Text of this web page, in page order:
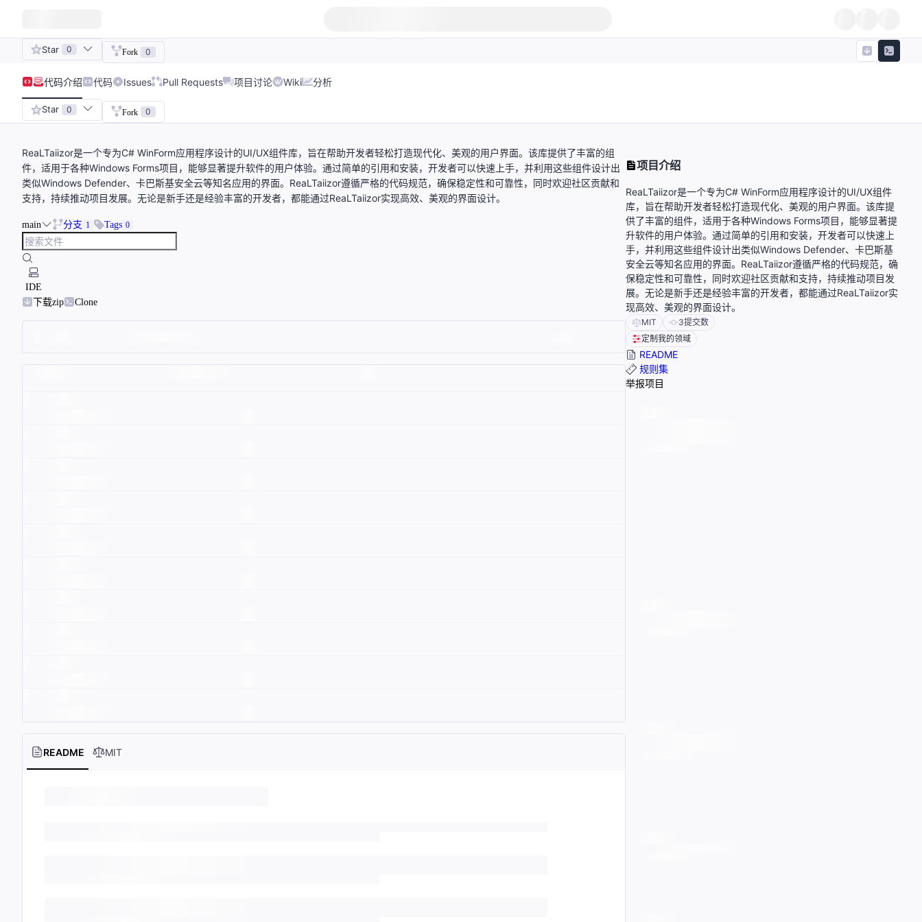
Star 0 Fork 0
代码介绍 代码 Issues Pull Requests 项目讨论 Wiki 分析
Star 0 Fork 0
ReaLTaiizor是一个专为C# WinForm应用程序设计的UI/UX组件库，旨在帮助开发者轻松打造现代化、美观的用户界面。该库提供了丰富的组
件，适用于各种Windows Forms项目，能够显著提升软件的用户体验。通过简单的引用和安装，开发者可以快速上手，并利用这些组件设计出
类似Windows Defender、卡巴斯基安全云等知名应用的界面。ReaLTaiizor遵循严格的代码规范，确保稳定性和可靠性，同时欢迎社区贡献和
支持，持续推动项目发展。无论是新手还是经验丰富的开发者，都能通过ReaLTaiizor实现高效、美观的界面设计。
main 分支 1 Tags 0
IDE
下载zip
Clone
README MIT
项目介绍
ReaLTaiizor是一个专为C# WinForm应用程序设计的UI/UX组件
库，旨在帮助开发者轻松打造现代化、美观的用户界面。该库提
供了丰富的组件，适用于各种Windows Forms项目，能够显著提
升软件的用户体验。通过简单的引用和安装，开发者可以快速上
手，并利用这些组件设计出类似Windows Defender、卡巴斯基
安全云等知名应用的界面。ReaLTaiizor遵循严格的代码规范，确
保稳定性和可靠性，同时欢迎社区贡献和支持，持续推动项目发
展。无论是新手还是经验丰富的开发者，都能通过ReaLTaiizor实
现高效、美观的界面设计。
MIT 3提交数
定制我的领域
README
规则集
举报项目